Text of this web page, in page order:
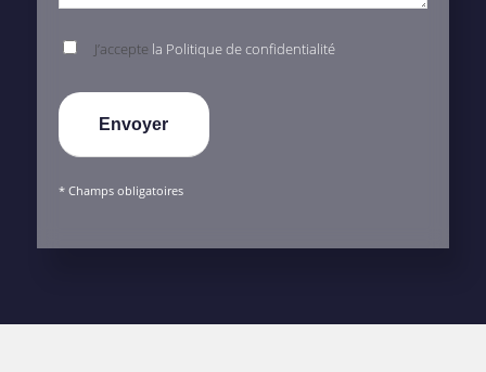
J’accepte la Politique de confidentialité
* Champs obligatoires